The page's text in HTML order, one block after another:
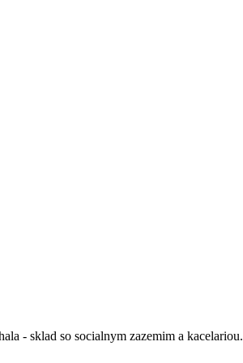
- sklad so socialnym zazemim a kacelariou.